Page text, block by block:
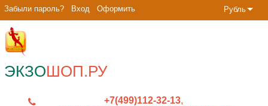
Рубль
Забыли пароль? Вход Оформить
ЭКЗОШОП.РУ
+7(499)112-32-13